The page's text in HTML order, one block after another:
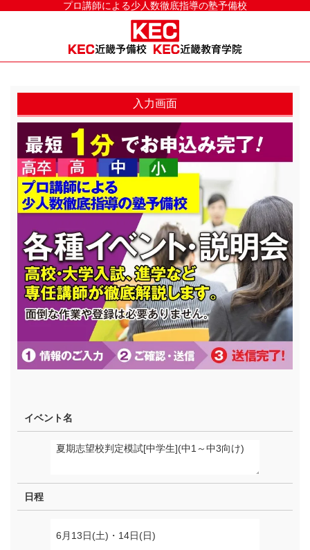
プロ講師による少人数徹底指導の塾予備校
入力画面
イベント名
日程